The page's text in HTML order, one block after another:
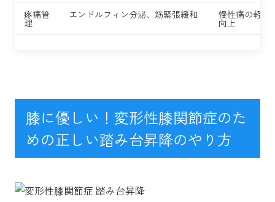
疼痛管
理
エンドルフィン分泌、筋緊張緩和 慢性痛の軽減
向上
膝に優しい！変形性膝関節症のた
めの正しい踏み台昇降のやり方